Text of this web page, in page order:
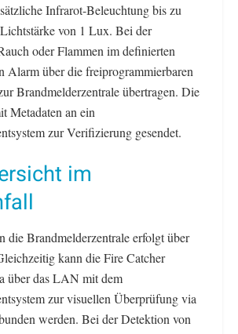
Infrarot-Beleuchtung bis zu
von 1 Lux. Bei der
oder Flammen im definierten
Alarm über die freiprogrammierbaren
Brandmelderzentrale übertragen. Die
Metadaten an ein
zur Verifizierung gesendet.
im
die Brandmelderzentrale erfolgt über
kann die Fire Catcher
über das LAN mit dem
zur visuellen Überprüfung via
werden. Bei der Detektion von